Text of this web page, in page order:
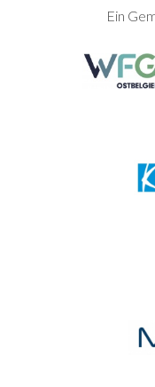
SEITENFUSS
Ein